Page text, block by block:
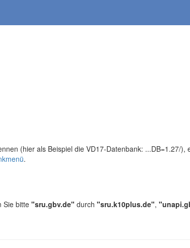
(hier als Beispiel die VD17-Datenbank: ...DB=1.27/),
.
Sie bitte"sru.gbv.de" durch "sru.k10plus.de",